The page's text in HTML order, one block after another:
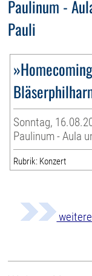
Paulinum -
Pauli
Sonntag,
Paulinum - Aula
Rubrik: Konzert